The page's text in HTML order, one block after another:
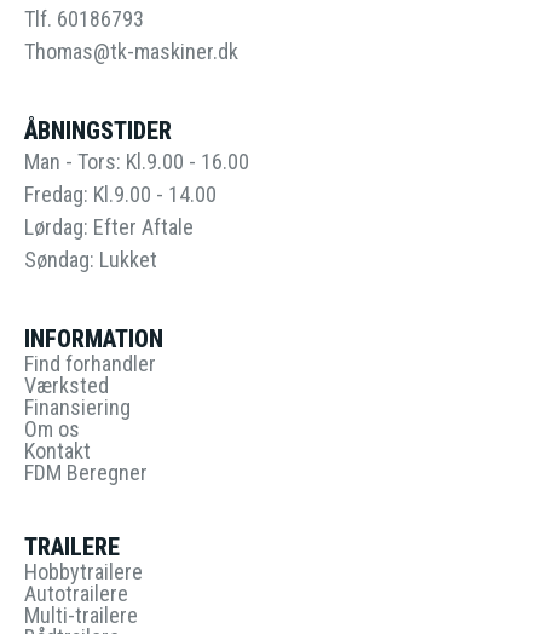
Tlf. 60186793
Thomas@tk-maskiner.dk
ÅBNINGSTIDER
Man - Tors: Kl.9.00 - 16.00
Fredag: Kl.9.00 - 14.00
Lørdag: Efter Aftale
Søndag: Lukket
INFORMATION
Find forhandler
Værksted
Finansiering
Om os
Kontakt
FDM Beregner
TRAILERE
Hobbytrailere
Autotrailere
Multi-trailere